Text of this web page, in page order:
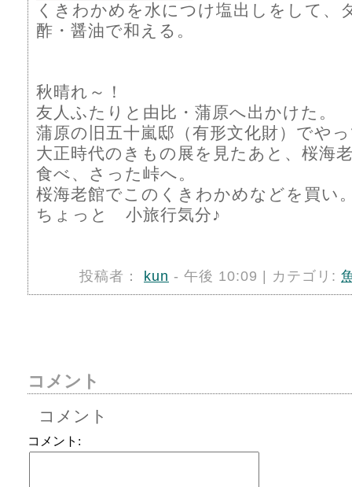
くきわかめを水につけ塩出しをして
酢・醤油で和える。
秋晴れ～！
友人ふたりと由比・蒲原へ出かけた。
蒲原の旧五十嵐邸（有形文化財）でや
大正時代のきもの展を見たあと、桜海
食べ、さった峠へ。
桜海老館でこのくきわかめなどを買い
ちょっと 小旅行気分♪
投稿者： kun - 午後 10:09 | カテゴリ:
コメント
コメント
コメント: